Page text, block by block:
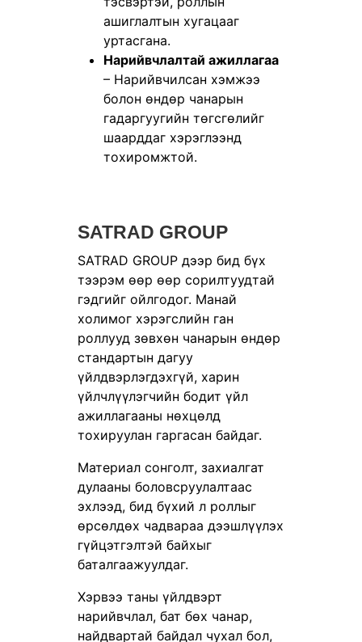
ашиглалтын хугацааг
уртасгана.
Нарийвчлалтай ажиллагаа
– Нарийвчилсан хэмжээ
болон өндөр чанарын
гадаргуугийн төгсгөлийг
шаарддаг хэрэглээнд
тохиромжтой.
SATRAD GROUP
SATRAD GROUP дээр бид бүх
тээрэм өөр өөр сорилтуудтай
гэдгийг ойлгодог. Манай
холимог хэрэгслийн ган
роллууд зөвхөн чанарын өндөр
стандартын дагуу
үйлдвэрлэгдэхгүй, харин
үйлчлүүлэгчийн бодит үйл
ажиллагааны нөхцөлд
тохируулан гаргасан байдаг.
Материал сонголт, захиалгат
дулааны боловсруулалтаас
эхлээд, бид бүхий л роллыг
өрсөлдөх чадвараа дээшлүүлэх
гүйцэтгэлтэй байхыг
баталгаажуулдаг.
Хэрвээ таны үйлдвэрт
нарийвчлал, бат бөх чанар,
найдвартай байдал чухал бол,